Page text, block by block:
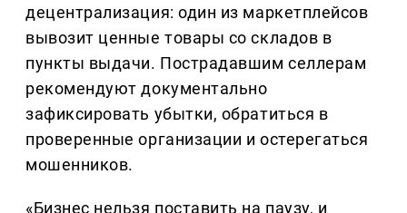
децентрализация: один из маркетплейсов
вывозит ценные товары со складов в
пункты выдачи. Пострадавшим селлерам
рекомендуют документально
зафиксировать убытки, обратиться в
проверенные организации и остерегаться
мошенников.
«Бизнес нельзя поставить на паузу, и